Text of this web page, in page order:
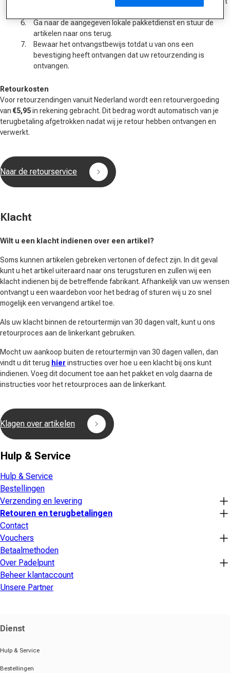
Hulp & Service
Hulp & Service
Bestellingen
Verzending en levering
Retouren en terugbetalingen
Contact
Vouchers
Betaalmethoden
Over Padelpunt
Beheer klantaccount
Unsere Partner
Ga naar de aangegeven lokale pakketdienst en stuur de
artikelen naar ons terug.
Bewaar het ontvangstbewijs totdat u van ons een
bevestiging heeft ontvangen dat uw retourzending is
ontvangen.
Retourkosten
Voor retourzendingen vanuit Nederland wordt een retourvergoeding
van €5,95in rekening gebracht. Dit bedrag wordt automatisch van je
terugbetaling afgetrokken nadat wij je retour hebben ontvangen en
verwerkt.
Naar de retourservice
Klacht
Wilt u een klacht indienen over een artikel?
Soms kunnen artikelen gebreken vertonen of defect zijn. In dit geval
kunt u het artikel uiteraard naar ons terugsturen en zullen wij een
klacht indienen bij de betreffende fabrikant. Afhankelijk van uw wensen
ontvangt u een waardebon voor het bedrag of sturen wij u zo snel
mogelijk een vervangend artikel toe.
Als uw klacht binnen de retourtermijn van 30 dagen valt, kunt u ons
retourproces aan de linkerkant gebruiken.
Mocht uw aankoop buiten de retourtermijn van 30 dagen vallen, dan
vindt u dit terug hier instructies over hoe u een klacht bij ons kunt
indienen. Voeg dit document toe aan het pakket en volg daarna de
instructies voor het retourproces aan de linkerkant.
Klagen over artikelen
Dienst
Hulp & Service
Bestellingen